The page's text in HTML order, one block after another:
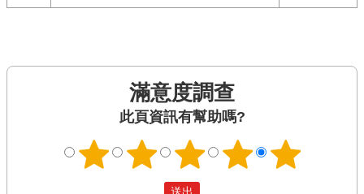
滿意度調查
此頁資訊有幫助嗎?